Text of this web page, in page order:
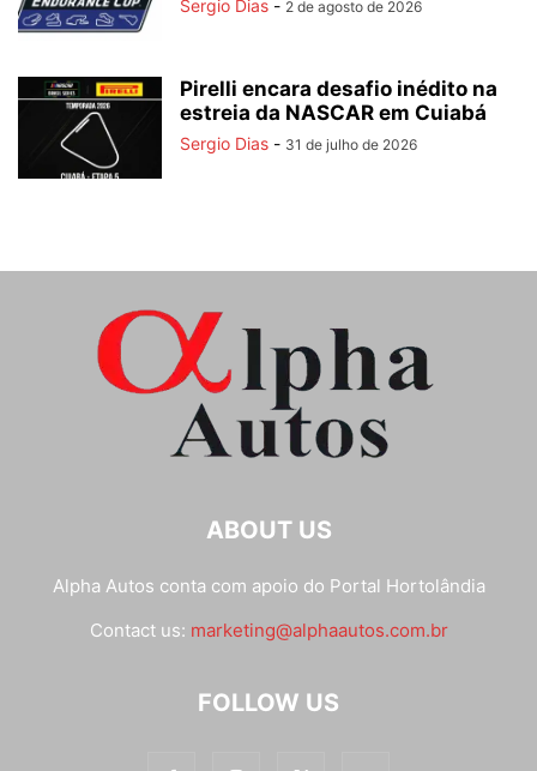
Sergio Dias - 2 de agosto de 2026
Pirelli encara desafio inédito na
estreia da NASCAR em Cuiabá
Sergio Dias - 31 de julho de 2026
ABOUT US
Alpha Autos conta com apoio do Portal Hortolândia
Contact us: marketing@alphaautos.com.br
FOLLOW US